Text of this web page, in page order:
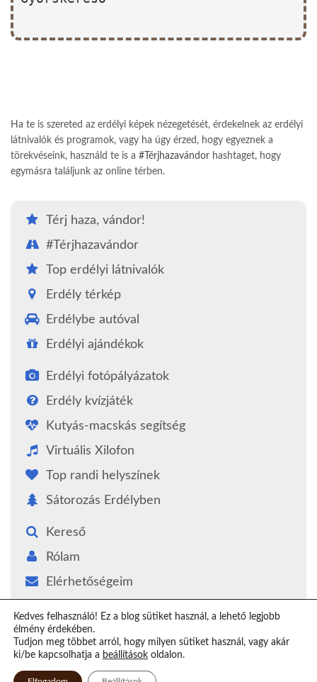
Ha te is szereted az erdélyi képek nézegetését, érdekelnek az erdélyi
látnivalók és programok, vagy ha úgy érzed, hogy egyeznek a
törekvéseink, használd te is a #Térjhazavándor hashtaget, hogy
egymásra találjunk az online térben.
Térj haza, vándor!
#Térjhazavándor
Top erdélyi látnivalók
Erdély térkép
Erdélybe autóval
Erdélyi ajándékok
Erdélyi fotópályázatok
Erdély kvízjáték
Kutyás-macskás segítség
Virtuális Xilofon
Top randi helyszínek
Sátorozás Erdélyben
Kereső
Rólam
Elérhetőségeim
Epilógus
Kedves felhasználó! Ez a blog sütiket használ, a lehető legjobb
élmény érdekében.
Tudjon meg többet arról, hogy milyen sütiket használ, vagy akár
ki/be kapcsolhatja a beállítások oldalon.